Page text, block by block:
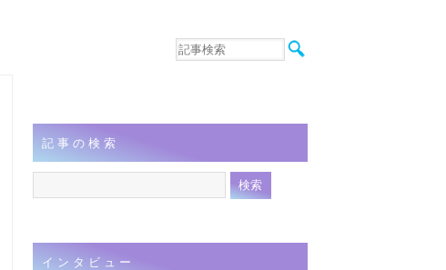
音楽
連載
フォト
記事の検索
インタビュー